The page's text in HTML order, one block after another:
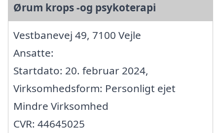
Ørum krops -og psykoterapi
Vestbanevej 49, 7100 Vejle
Ansatte:
Startdato: 20. februar 2024,
Virksomhedsform: Personligt ejet
Mindre Virksomhed
CVR: 44645025